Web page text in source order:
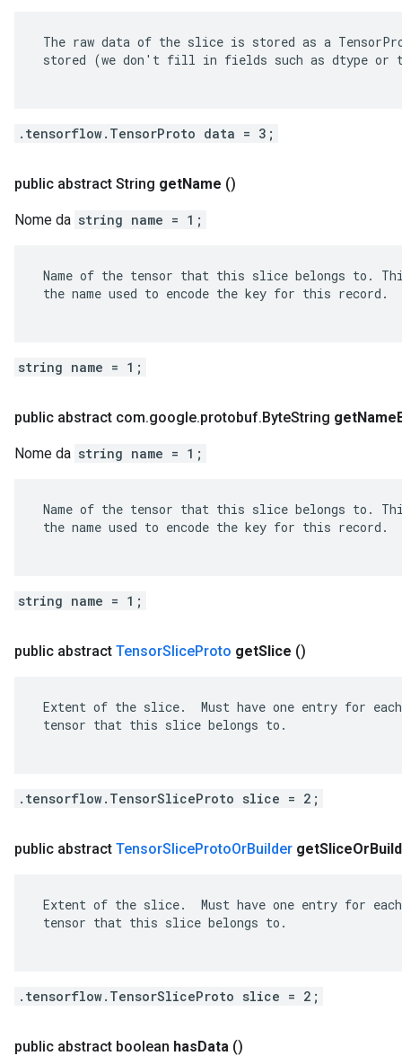
The raw data of the slice is stored as a
stored (we don't fill in fields such as dtype or
.tensorflow.TensorProto data = 3;
public abstract String getName ()
Nome da string name = 1;
Name of the tensor that this slice belongs to.
the name used to encode the key for this record.
string name = 1;
public abstract com.google.protobuf.ByteString getName
Nome da string name = 1;
Name of the tensor that this slice belongs to.
the name used to encode the key for this record.
string name = 1;
public abstract TensorSliceProto getSlice ()
Extent of the slice.  Must have one entry for
tensor that this slice belongs to.
.tensorflow.TensorSliceProto slice = 2;
public abstract TensorSliceProtoOrBuilder getSliceOr
Extent of the slice.  Must have one entry for
tensor that this slice belongs to.
.tensorflow.TensorSliceProto slice = 2;
public abstract boolean hasData ()